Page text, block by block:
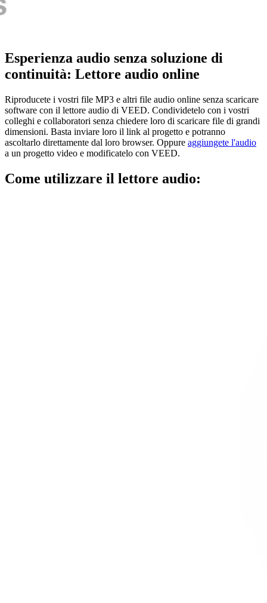
Esperienza audio senza soluzione di
continuità: Lettore audio online
Riproducete i vostri file MP3 e altri file audio online senza scaricare
software con il lettore audio di VEED. Condividetelo con i vostri
colleghi e collaboratori senza chiedere loro di scaricare file di grandi
dimensioni. Basta inviare loro il link al progetto e potranno
ascoltarlo direttamente dal loro browser. Oppure aggiungete l'audio
a un progetto video e modificatelo con VEED.
Come utilizzare il lettore audio: